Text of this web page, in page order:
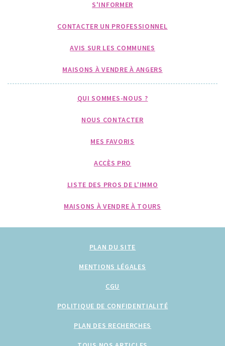
S'INFORMER
CONTACTER UN PROFESSIONNEL
AVIS SUR LES COMMUNES
MAISONS À VENDRE À ANGERS
QUI SOMMES-NOUS ?
NOUS CONTACTER
MES FAVORIS
ACCÈS PRO
LISTE DES PROS DE L'IMMO
MAISONS À VENDRE À TOURS
PLAN DU SITE
MENTIONS LÉGALES
CGU
POLITIQUE DE CONFIDENTIALITÉ
PLAN DES RECHERCHES